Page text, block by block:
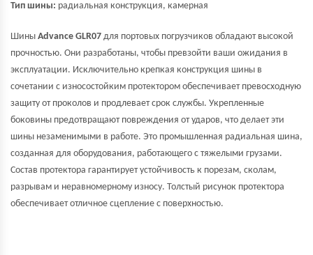
Тип шины: радиальная конструкция, камерная
Шины Advance GLR07 для портовых погрузчиков обладают высокой
прочностью. Они разработаны, чтобы превзойти ваши ожидания в
эксплуатации. Исключительно крепкая конструкция шины в
сочетании с износостойким протектором обеспечивает превосходную
защиту от проколов и продлевает срок службы. Укрепленные
боковины предотвращают повреждения от ударов, что делает эти
шины незаменимыми в работе. Это промышленная радиальная шина,
созданная для оборудования, работающего с тяжелыми грузами.
Состав протектора гарантирует устойчивость к порезам, сколам,
разрывам и неравномерному износу. Толстый рисунок протектора
обеспечивает отличное сцепление с поверхностью.